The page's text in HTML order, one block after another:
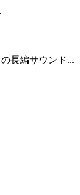
長編サウンド...